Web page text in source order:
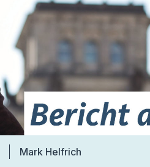
Mark Helfrich